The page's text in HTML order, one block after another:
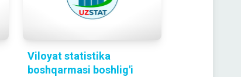
Viloyat statistika
boshqarmasi boshlig'i